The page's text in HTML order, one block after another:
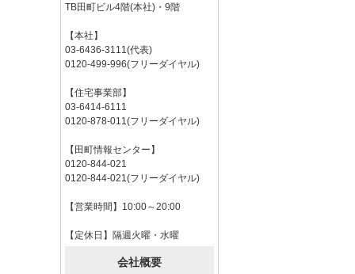
TB田町ビル4階(本社)・9階
【本社】
03-6436-3111(代表)
0120-499-996(フリーダイヤル)
【住宅事業部】
03-6414-6111
0120-878-011(フリーダイヤル)
【田町情報センター】
0120-844-021
0120-844-021(フリーダイヤル)
【営業時間】10:00～20:00
【定休日】隔週火曜・水曜
会社概要